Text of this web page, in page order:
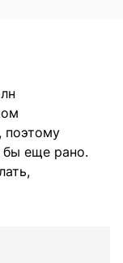
поэтому
бы еще рано.